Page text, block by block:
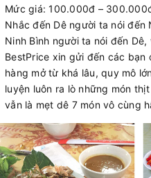
Mức giá: 100.000đ –
Nhắc đến Dê người ta nói đến
Ninh Bình người ta nói đến
BestPrice xin gửi đến các bạn
hàng mở từ khá lâu, quy mô
luyện luôn ra lò những món
vẫn là mẹt dê 7 món vô cùng